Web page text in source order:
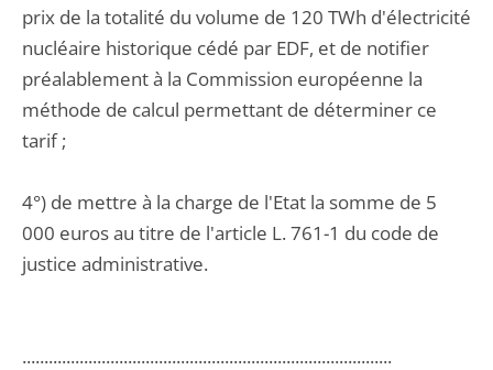
prix de la totalité du volume de 120 TWh d'électricité
nucléaire historique cédé par EDF, et de notifier
préalablement à la Commission européenne la
méthode de calcul permettant de déterminer ce
tarif ;
4°) de mettre à la charge de l'Etat la somme de 5
000 euros au titre de l'article L. 761-1 du code de
justice administrative.
....................................................................................